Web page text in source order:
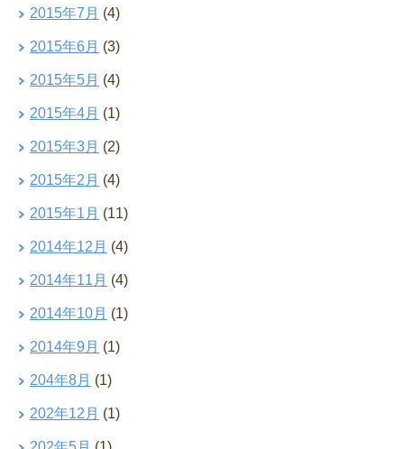
2015年7月 (4)
2015年6月 (3)
2015年5月 (4)
2015年4月 (1)
2015年3月 (2)
2015年2月 (4)
2015年1月 (11)
2014年12月 (4)
2014年11月 (4)
2014年10月 (1)
2014年9月 (1)
204年8月 (1)
202年12月 (1)